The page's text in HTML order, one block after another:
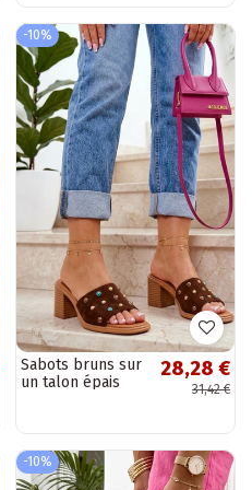
-10%
Sabots bruns sur
un talon épais
28,28 €
31,42 €
-10%